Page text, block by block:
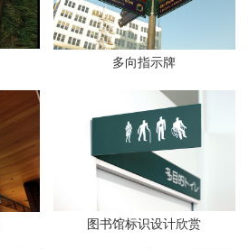
多向指示牌
图书馆标识设计欣赏